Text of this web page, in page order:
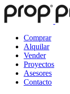
Comprar
Alquilar
Vender
Proyectos
Asesores
Contacto